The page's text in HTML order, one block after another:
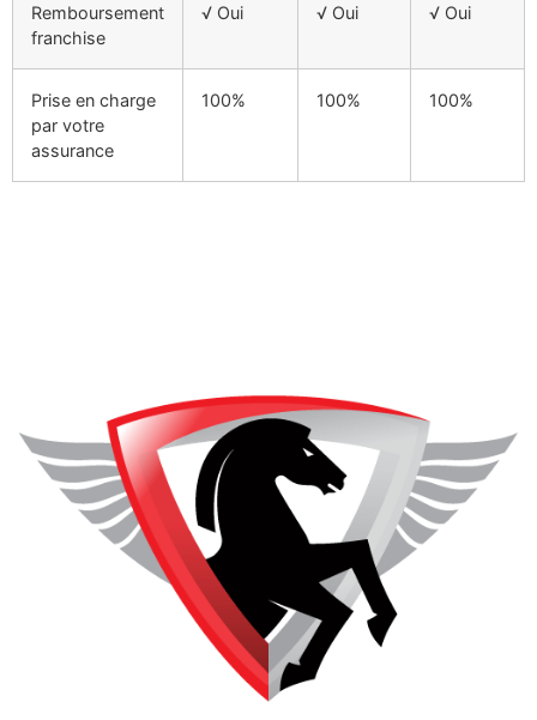
Remboursement
franchise
√ Oui √ Oui √ Oui
Prise en charge
par votre
assurance
100% 100% 100%